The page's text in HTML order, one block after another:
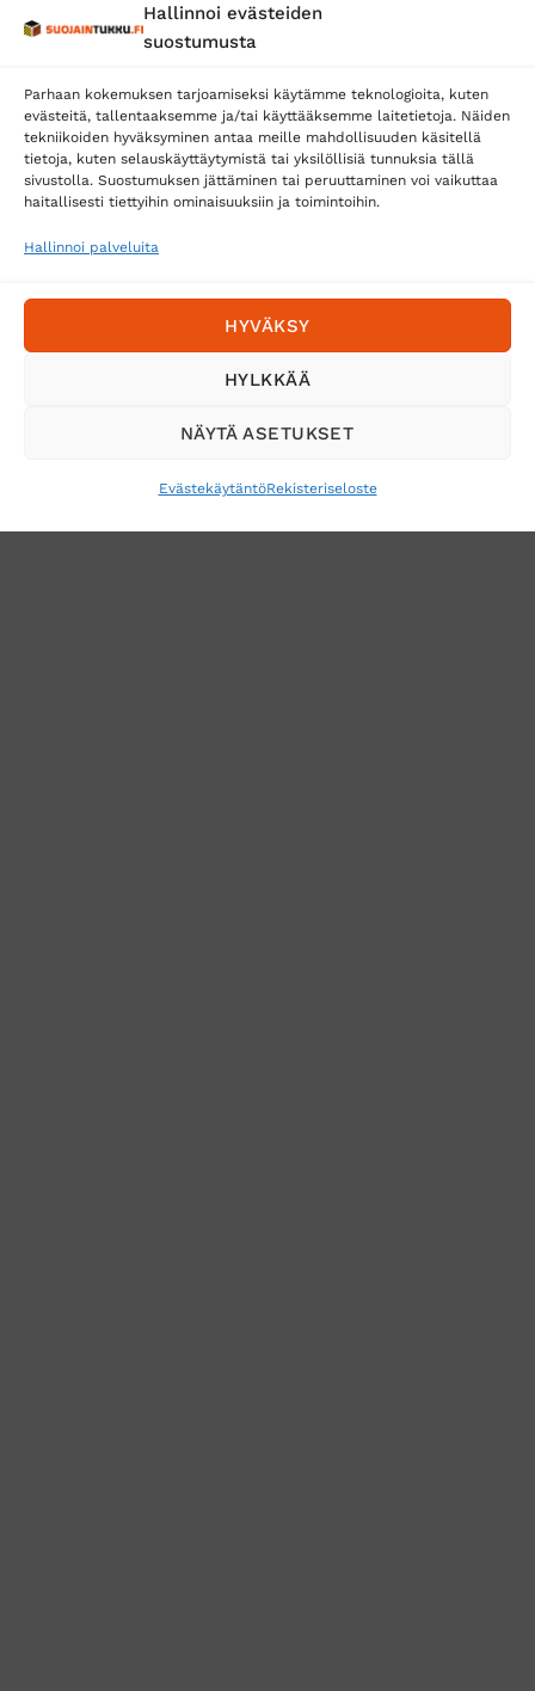
Hallinnoi evästeiden
suostumusta
Parhaan kokemuksen tarjoamiseksi käytämme teknologioita, kuten
evästeitä, tallentaaksemme ja/tai käyttääksemme laitetietoja. Näiden
tekniikoiden hyväksyminen antaa meille mahdollisuuden käsitellä
tietoja, kuten selauskäyttäytymistä tai yksilöllisiä tunnuksia tällä
sivustolla. Suostumuksen jättäminen tai peruuttaminen voi vaikuttaa
haitallisesti tiettyihin ominaisuuksiin ja toimintoihin.
Hallinnoi palveluita
HYVÄKSY
HYLKKÄÄ
NÄYTÄ ASETUKSET
EvästekäytäntöRekisteriseloste
Posti
Postnord
Tilaa uutiskirje ja saat erikoisalennuksia